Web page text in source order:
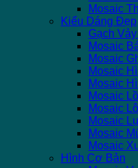
Mosaic
Kiểu Dáng Đẹp
Gạch
Mosaic
Mosaic
Mosaic
Mosaic
Mosaic
Mosaic
Mosaic
Mosaic
Mosaic
Hình Cơ Bản